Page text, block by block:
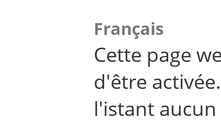
Français
Cette page
d'être
l'istant